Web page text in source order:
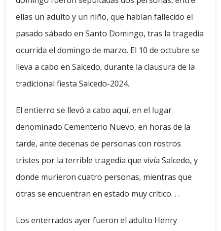
ellas un adulto y un niño, que habían fallecido el
pasado sábado en Santo Domingo, tras la tragedia
ocurrida el domingo de marzo. El 10 de octubre se
lleva a cabo en Salcedo, durante la clausura de la
tradicional fiesta Salcedo-2024.
El entierro se llevó a cabo aquí, en el lugar
denominado Cementerio Nuevo, en horas de la
tarde, ante decenas de personas con rostros
tristes por la terrible tragedia que vivía Salcedo, y
donde murieron cuatro personas, mientras que
otras se encuentran en estado muy crítico. . .
Los enterrados ayer fueron el adulto Henry